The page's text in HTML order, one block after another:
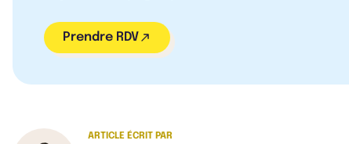
Prendre RDV
ARTICLE ÉCRIT PAR